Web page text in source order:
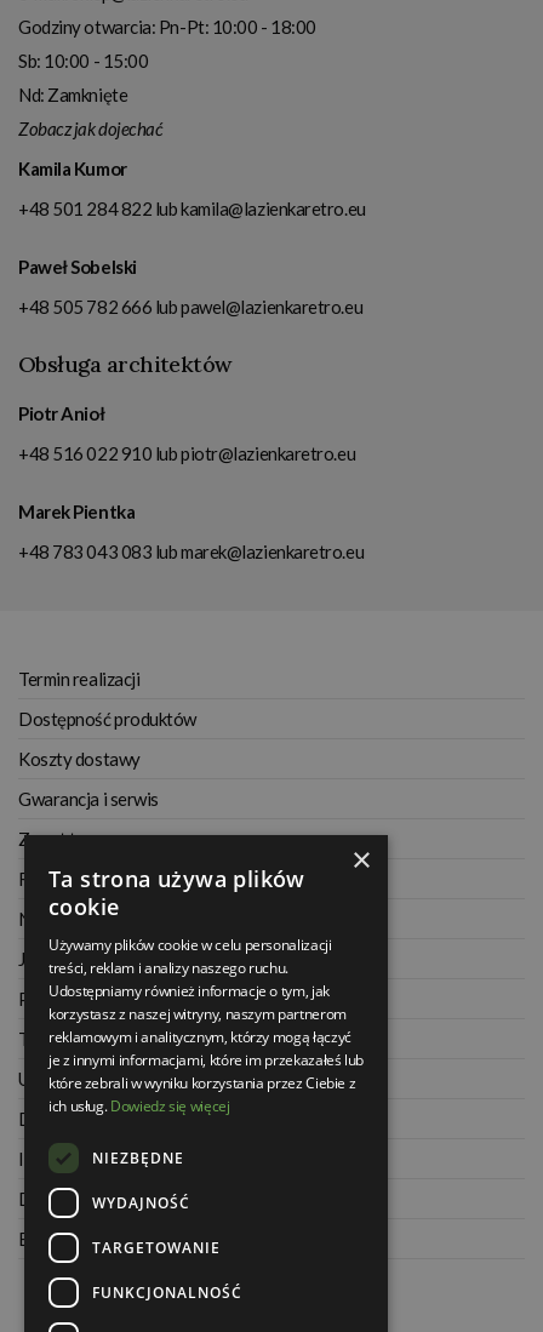
Godziny otwarcia: Pn-Pt: 10:00 - 18:00
Sb: 10:00 - 15:00
Nd: Zamknięte
Zobacz jak dojechać
Kamila Kumor
+48 501 284 822 lubkamila@lazienkaretro.eu
Paweł Sobelski
+48 505 782 666 lubpawel@lazienkaretro.eu
Obsługa architektów
Piotr Anioł
+48 516 022 910 lubpiotr@lazienkaretro.eu
Marek Pientka
+48 783 043 083 lubmarek@lazienkaretro.eu
Termin realizacji
Dostępność produktów
Koszty dostawy
Gwarancja i serwis
Zwrot towaru
Regulamin
Najczęściej zadawane pytania
Jak kupować na raty
Polityka prywatności
Twoje zamówienia
Ustawienia konta
Dane kontaktowe
Informacje o firmie
Dla architektów
Blog
×
Ta strona używa plików
cookie
Używamy plików cookie w celu personalizacji
treści, reklam i analizy naszego ruchu.
Udostępniamy również informacje o tym, jak
korzystasz z naszej witryny, naszym partnerom
reklamowym i analitycznym, którzy mogą łączyć
je z innymi informacjami, które im przekazałeś lub
które zebrali w wyniku korzystania przez Ciebie z
ich usług.Dowiedz się więcej
NIEZBĘDNE
WYDAJNOŚĆ
TARGETOWANIE
FUNKCJONALNOŚĆ